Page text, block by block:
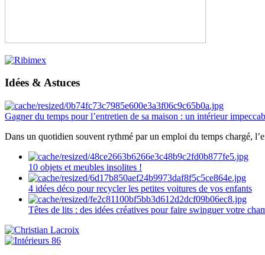
Idées & Astuces
Gagner du temps pour l’entretien de sa maison : un intérieur
Dans un quotidien souvent rythmé par un emploi du temps chargé,
10 objets et meubles insolites !
4 idées déco pour recycler les petites voitures de vos enfants
Têtes de lits : des idées créatives pour faire swinguer votre